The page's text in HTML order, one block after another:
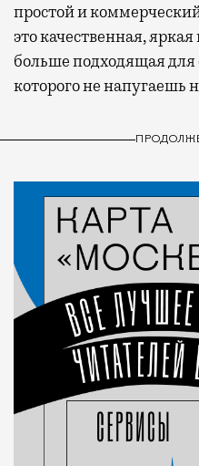
простой и
это качественная,
больше подходящая для
которого не напугаешь